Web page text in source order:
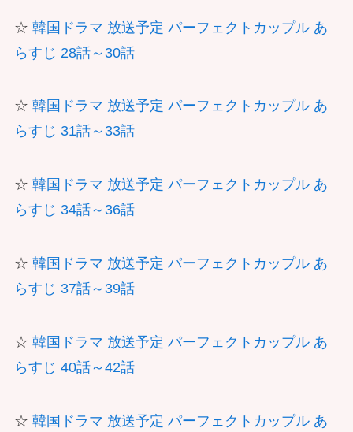
☆ 韓国ドラマ 放送予定 パーフェクトカップル あ
らすじ 28話～30話
☆ 韓国ドラマ 放送予定 パーフェクトカップル あ
らすじ 31話～33話
☆ 韓国ドラマ 放送予定 パーフェクトカップル あ
らすじ 34話～36話
☆ 韓国ドラマ 放送予定 パーフェクトカップル あ
らすじ 37話～39話
☆ 韓国ドラマ 放送予定 パーフェクトカップル あ
らすじ 40話～42話
☆ 韓国ドラマ 放送予定 パーフェクトカップル あ